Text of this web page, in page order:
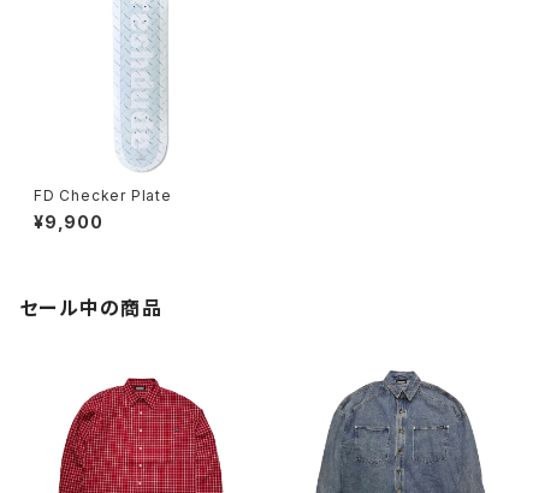
FD Checker Plate
¥9,900
セール中の商品